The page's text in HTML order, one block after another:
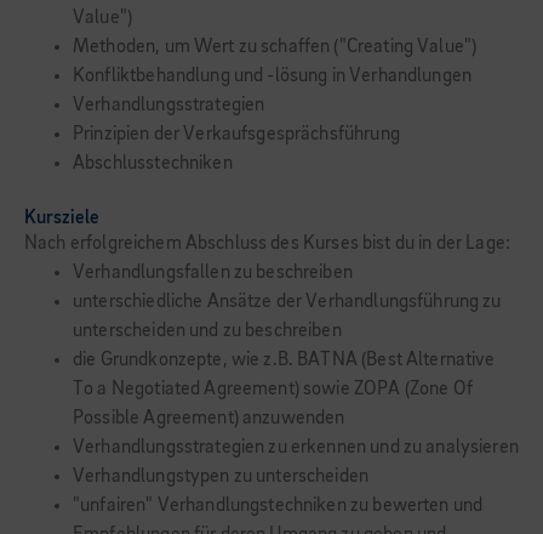
Value")
Methoden, um Wert zu schaffen ("Creating Value")
Konfliktbehandlung und -lösung in Verhandlungen
Verhandlungsstrategien
Prinzipien der Verkaufsgesprächsführung
Abschlusstechniken
Kursziele
Nach erfolgreichem Abschluss des Kurses bist du in der Lage:
Verhandlungsfallen zu beschreiben
unterschiedliche Ansätze der Verhandlungsführung zu
unterscheiden und zu beschreiben
die Grundkonzepte, wie z.B. BATNA (Best Alternative
To a Negotiated Agreement) sowie ZOPA (Zone Of
Possible Agreement) anzuwenden
Verhandlungsstrategien zu erkennen und zu analysieren
Verhandlungstypen zu unterscheiden
"unfairen" Verhandlungstechniken zu bewerten und